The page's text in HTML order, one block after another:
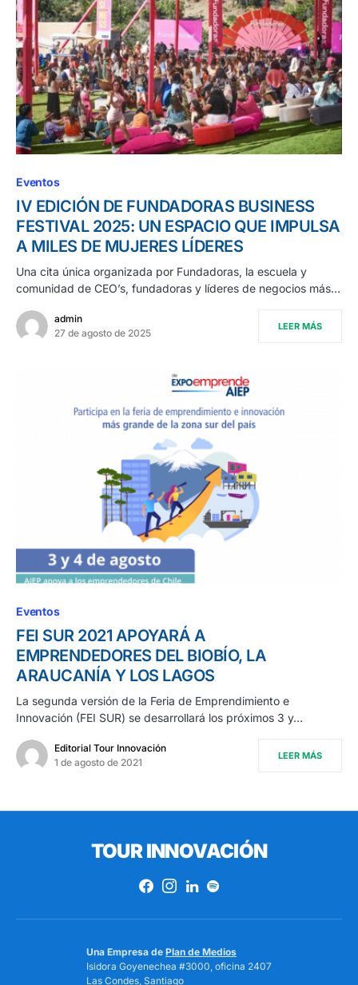
Eventos
IV EDICIÓN DE FUNDADORAS BUSINESS
FESTIVAL 2025: UN ESPACIO QUE IMPULSA
A MILES DE MUJERES LÍDERES
Una cita única organizada por Fundadoras, la escuela y
comunidad de CEO’s, fundadoras y líderes de negocios más…
admin
27 de agosto de 2025
LEER MÁS
Eventos
FEI SUR 2021 APOYARÁ A
EMPRENDEDORES DEL BIOBÍO, LA
ARAUCANÍA Y LOS LAGOS
La segunda versión de la Feria de Emprendimiento e
Innovación (FEI SUR) se desarrollará los próximos 3 y…
Editorial Tour Innovación
1 de agosto de 2021
LEER MÁS
TOUR INNOVACIÓN
Una Empresa de Plan de Medios
Isidora Goyenechea #3000, oficina 2407
Las Condes, Santiago